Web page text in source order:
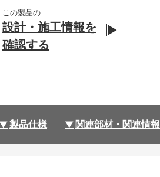
この製品の
設計・施工情報を
確認する
製品仕様 関連部材・関連情報